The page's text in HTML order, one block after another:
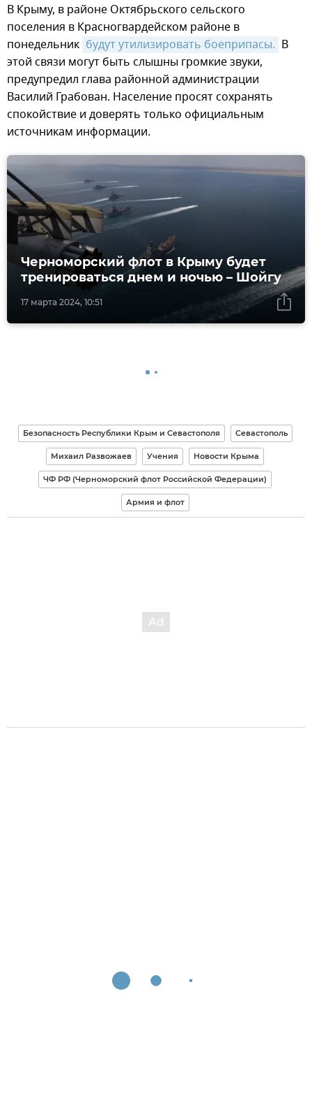
В Крыму, в районе Октябрьского сельского
поселения в Красногвардейском районе в
понедельник будут утилизировать боеприпасы. В
этой связи могут быть слышны громкие звуки,
предупредил глава районной администрации
Василий Грабован. Население просят сохранять
спокойствие и доверять только официальным
источникам информации.
17 марта 2024, 10:51
Черноморский флот в Крыму будет
тренироваться днем и ночью – Шойгу
Безопасность Республики Крым и Севастополя Севастополь
Михаил Развожаев Учения Новости Крыма
ЧФ РФ (Черноморский флот Российской Федерации)
Армия и флот